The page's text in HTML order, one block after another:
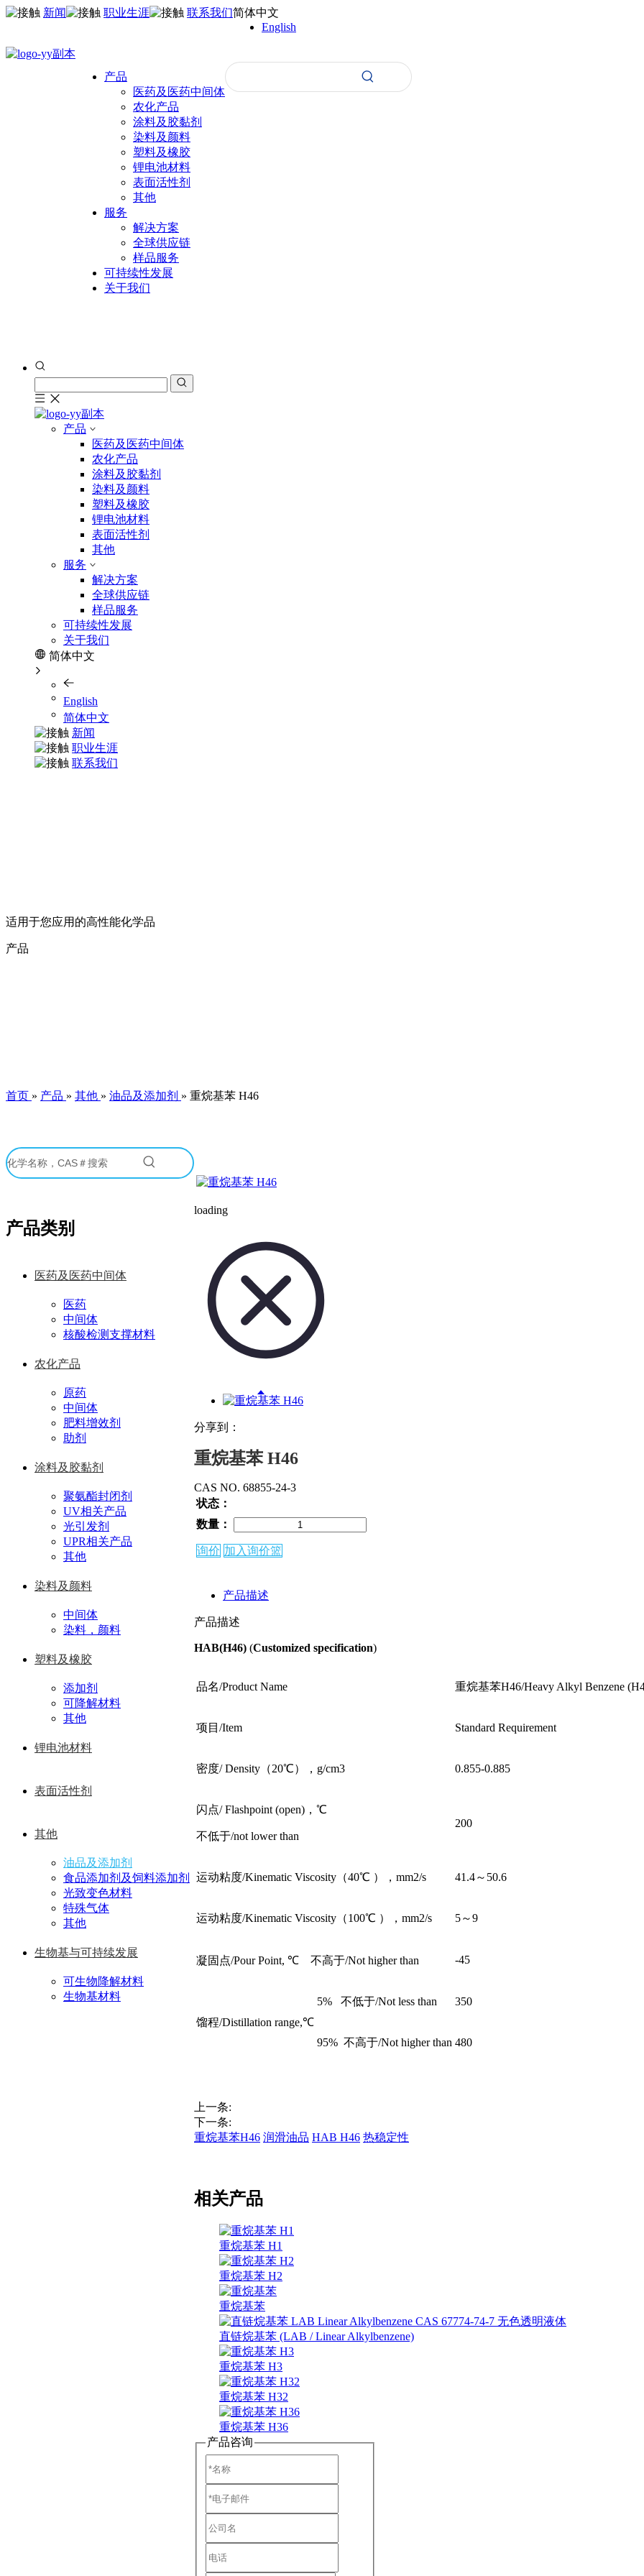
新闻 职业生涯 联系我们简体中文
English
产品
医药及医药中间体
农化产品
涂料及胶黏剂
染料及颜料
塑料及橡胶
锂电池材料
表面活性剂
其他
服务
解决方案
全球供应链
样品服务
可持续性发展
关于我们
产品
医药及医药中间体
农化产品
涂料及胶黏剂
染料及颜料
塑料及橡胶
锂电池材料
表面活性剂
其他
服务
解决方案
全球供应链
样品服务
可持续性发展
关于我们
简体中文
English
简体中文
新闻
职业生涯
联系我们
适用于您应用的高性能化学品
产品
首页 » 产品 » 其他 » 油品及添加剂 » 重烷基苯 H46
产品类别
医药及医药中间体
医药
中间体
核酸检测支撑材料
农化产品
原药
中间体
肥料增效剂
助剂
涂料及胶黏剂
聚氨酯封闭剂
UV相关产品
光引发剂
UPR相关产品
其他
染料及颜料
中间体
染料，颜料
塑料及橡胶
添加剂
可降解材料
其他
锂电池材料
表面活性剂
其他
油品及添加剂
食品添加剂及饲料添加剂
光致变色材料
特殊气体
其他
生物基与可持续发展
可生物降解材料
生物基材料
loading
分享到：
重烷基苯 H46
CAS NO. 68855-24-3
状态：
数量：
询价 加入询价篮
产品描述
产品描述
HAB(H46) (Customized specification)
品名/Product Name 重烷基苯H46/Heavy Alkyl Benzene
项目/Item Standard Requirement
密度/ Density（20℃），g/cm3 0.855-0.885
闪点/ Flashpoint (open)，℃
不低于/not lower than
200
运动粘度/Kinematic Viscosity（40℃ ），mm2/s 41.4～50.6
运动粘度/Kinematic Viscosity（100℃ ），mm2/s 5～9
凝固点/Pour Point, ℃ 不高于/Not higher than -45
馏程/Distillation range,℃
5% 不低于/Not less than 350
95% 不高于/Not higher than 480
上一条:
下一条:
重烷基苯H46 润滑油品 HAB H46 热稳定性
相关产品
重烷基苯 H1
重烷基苯 H2
重烷基苯
直链烷基苯 (LAB / Linear Alkylbenzene)
重烷基苯 H3
重烷基苯 H32
重烷基苯 H36
产品咨询